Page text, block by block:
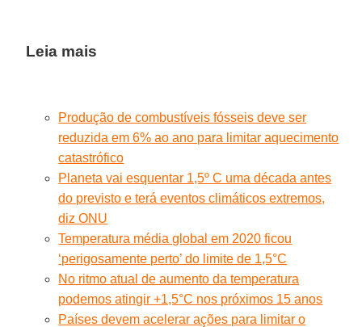
Leia mais
Produção de combustíveis fósseis deve ser
reduzida em 6% ao ano para limitar aquecimento
catastrófico
Planeta vai esquentar 1,5º C uma década antes
do previsto e terá eventos climáticos extremos,
diz ONU
Temperatura média global em 2020 ficou
‘perigosamente perto’ do limite de 1,5°C
No ritmo atual de aumento da temperatura
podemos atingir +1,5°C nos próximos 15 anos
Países devem acelerar ações para limitar o